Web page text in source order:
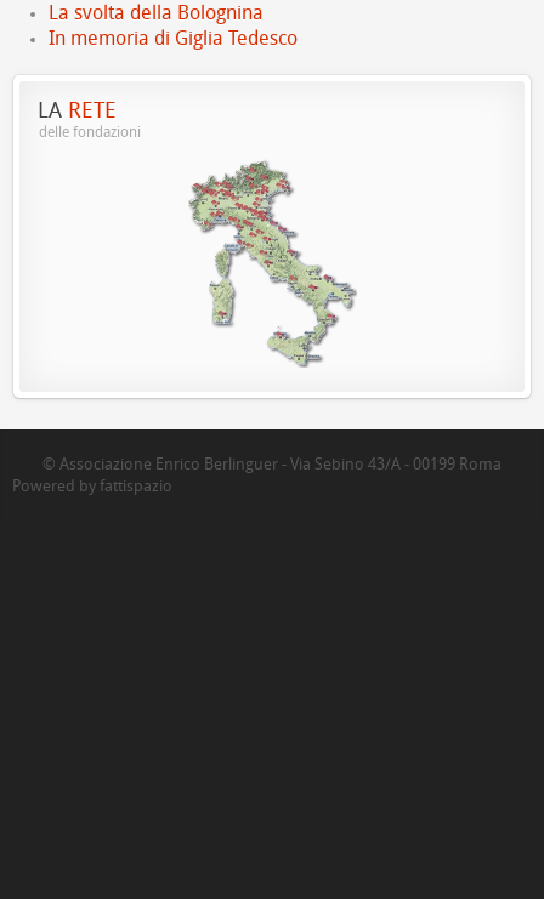
La svolta della Bolognina
In memoria di Giglia Tedesco
LA RETE
delle fondazioni
© Associazione Enrico Berlinguer - Via Sebino 43/A - 00199 Roma
Powered by fattispazio